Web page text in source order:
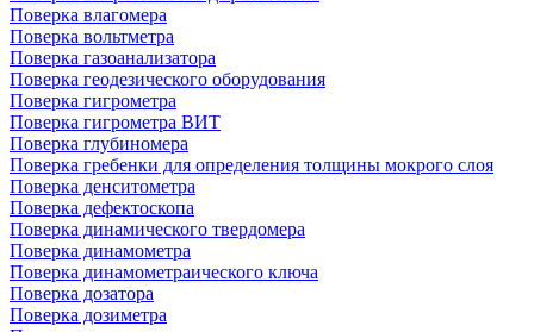
Поверка влагомера
Поверка вольтметра
Поверка газоанализатора
Поверка геодезического оборудования
Поверка гигрометра
Поверка гигрометра ВИТ
Поверка глубиномера
Поверка гребенки для определения толщины мокрого слоя
Поверка денситометра
Поверка дефектоскопа
Поверка динамического твердомера
Поверка динамометра
Поверка динамометраического ключа
Поверка дозатора
Поверка дозиметра